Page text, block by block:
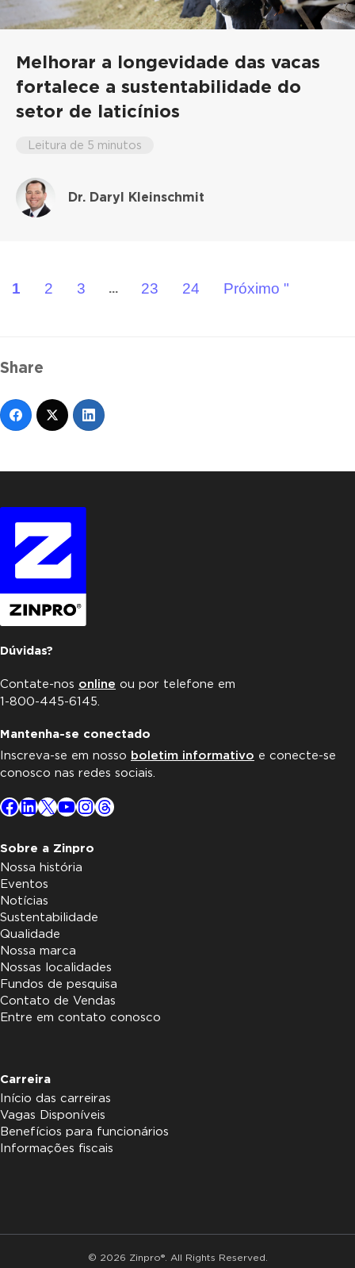
Melhorar a longevidade das vacas
fortalece a sustentabilidade do
setor de laticínios
Leitura de 5 minutos
Dr. Daryl Kleinschmit
1 2 3 ... 23 24 Próximo "
Share
Dúvidas?
Contate-nos online ou por telefone em
1-800-445-6145.
Mantenha-se conectado
Inscreva-se em nosso boletim informativo e conecte-se
conosco nas redes sociais.
Facebook
LinkedIn
X YouTube
Instagram
Threads
Sobre a Zinpro
Nossa história
Eventos
Notícias
Sustentabilidade
Qualidade
Nossa marca
Nossas localidades
Fundos de pesquisa
Contato de Vendas
Entre em contato conosco
Carreira
Início das carreiras
Vagas Disponíveis
Benefícios para funcionários
Informações fiscais
© 2026 Zinpro®. All Rights Reserved.